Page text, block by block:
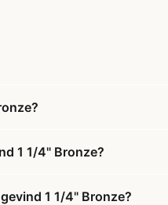
1 1/4" Bronze?
1 1/4" Bronze?